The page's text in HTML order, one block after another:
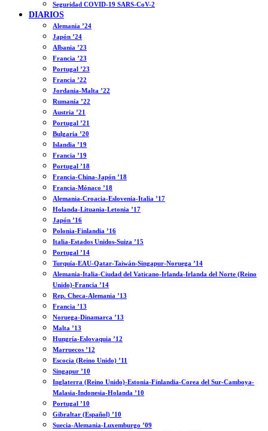
Seguridad COVID-19 SARS-CoV-2
DIARIOS
Alemania ’24
Japón ’24
Albania ’23
Francia ’23
Portugal ’23
Francia ’22
Jordania-Malta ’22
Rumanía ’22
Austria ’21
Portugal ’21
Bulgaria ’20
Islandia ’19
Francia ’19
Portugal ’18
Francia-China-Japón ’18
Francia-Mónaco ’18
Alemania-Croacia-Eslovenia-Italia ’17
Holanda-Lituania-Letonia ’17
Japón ’16
Polonia-Finlandia ’16
Italia-Estados Unidos-Suiza ’15
Portugal ’14
Turquía-EAU-Qatar-Taiwán-Singapur-Noruega ’14
Alemania-Italia-Ciudad del Vaticano-Irlanda-Irlanda del Norte (Reino
Unido)-Francia ’14
Rep. Checa-Alemania ’13
Francia ’13
Noruega-Dinamarca ’13
Malta ’13
Hungría-Eslovaquia ’12
Marruecos ’12
Escocia (Reino Unido) ’11
Singapur ’10
Inglaterra (Reino Unido)-Estonia-Finlandia-Corea del Sur-Camboya-
Malasia-Indonesia-Holanda ’10
Portugal ’10
Gibraltar (Español) ’10
Suecia-Alemania-Luxemburgo ’09